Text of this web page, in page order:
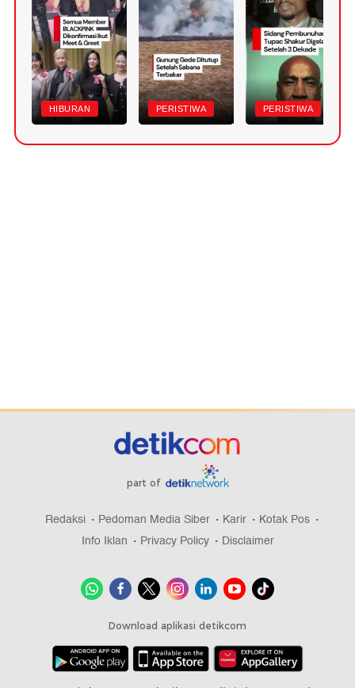
HIBURAN PERISTIWA PERISTIWA
part of
Redaksi Pedoman Media Siber Karir
Kotak Pos
Info Iklan
Privacy Policy Disclaimer
Download aplikasi detikcom